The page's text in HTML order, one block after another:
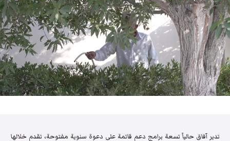
تدير آفاق حالياً تسعة برامج دعم قائمة على دعوة سنوية مفتوحة، تقدم خلالها